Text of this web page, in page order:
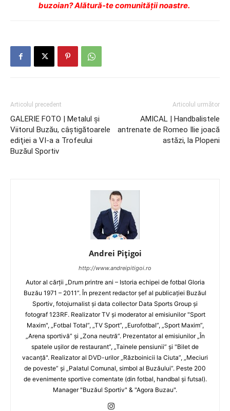
buzoian? Alătură-te comunității noastre.
Articolul precedent
GALERIE FOTO | Metalul şi
Viitorul Buzău, câştigătoarele
ediţiei a VI-a a Trofeului
Buzăul Sportiv
Articolul următor
AMICAL | Handbalistele
antrenate de Romeo Ilie joacă
astăzi, la Plopeni
Andrei Pițigoi
http://www.andreipitigoi.ro
Autor al cărţii „Drum printre ani – Istoria echipei de fotbal Gloria
Buzău 1971 – 2011”. În prezent redactor şef al publicaţiei Buzăul
Sportiv, fotojurnalist şi data collector Data Sports Group şi
fotograf 123RF. Realizator TV şi moderator al emisiunilor "Sport
Maxim", „Fotbal Total”, „TV Sport”, „Eurofotbal”, „Sport Maxim”,
„Arena sportivă” şi „Zona neutră”. Prezentator al emisiunilor „În
spatele uşilor de restaurant”, „Tainele pensiunii” şi "Bilet de
vacanţă". Realizator al DVD-urilor „Războinicii la Ciuta”, „Meciuri
de poveste” şi „Palatul Comunal, simbol al Buzăului”. Peste 200
de evenimente sportive comentate (din fotbal, handbal şi futsal).
Manager "Buzăul Sportiv" & "Agora Buzau".